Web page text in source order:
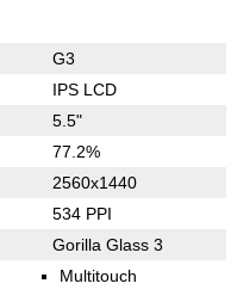
G3
IPS LCD
5.5"
77.2%
2560x1440
534 PPI
Gorilla Glass 3
Multitouch